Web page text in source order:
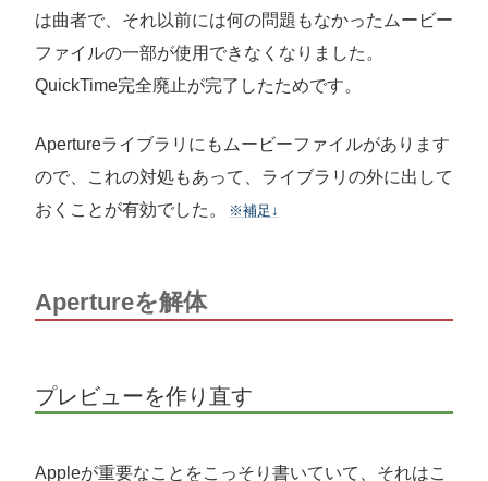
は曲者で、それ以前には何の問題もなかったムービー
ファイルの一部が使用できなくなりました。
QuickTime完全廃止が完了したためです。
Apertureライブラリにもムービーファイルがあります
ので、これの対処もあって、ライブラリの外に出して
おくことが有効でした。
※補足↓
Apertureを解体
プレビューを作り直す
Appleが重要なことをこっそり書いていて、それはこ